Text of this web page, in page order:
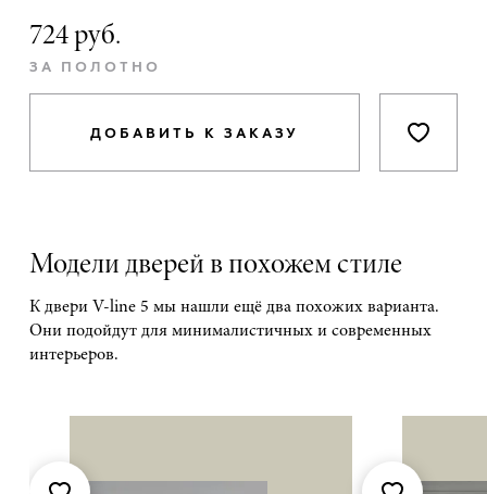
724 руб.
ЗА ПОЛОТНО
ДОБАВИТЬ К ЗАКАЗУ
Модели дверей в похожем стиле
К двери V-line 5 мы нашли ещё два похожих варианта.
Они подойдут для минималистичных и современных
интерьеров.